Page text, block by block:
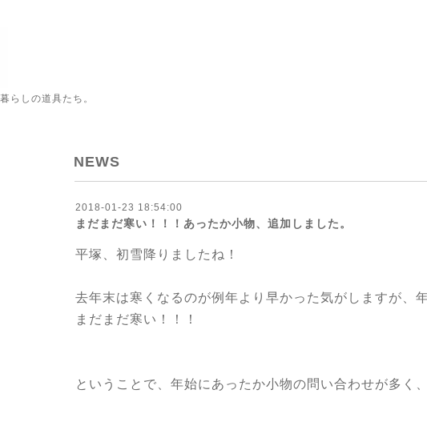
らしの道具たち。
NEWS
2018-01-23 18:54:00
まだまだ寒い！！！あったか小物、追加しました。
平塚、初雪降りましたね！
去年末は寒くなるのが例年より早かった気がしますが、
まだまだ寒い！！！
ということで、年始にあったか小物の問い合わせが多く